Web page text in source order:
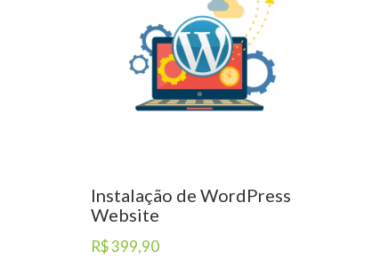
Instalação de WordPress
Website
R$399,90